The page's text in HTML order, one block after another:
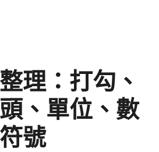
理：打勾、
、單位、數
號